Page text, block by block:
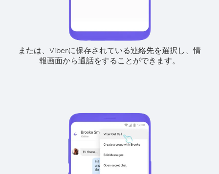
または、Viberに保存されている連絡先を選択し、情
報画面から通話をすることができます。